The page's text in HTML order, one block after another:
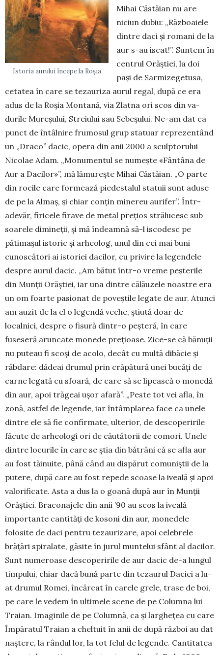
Istoria aurului începe la Roșia
Mihai Căstăian nu are
niciun dubiu: „Răz­boaiele
dintre daci și romani de la
aur s-au iscat!”. Suntem în
cen­trul Orăștiei, la doi
pași de Sarmizegetusa,
ceta­tea în care se te­zauriza aurul regal, du­pă ce era
adus de la Ro­șia Mon­tană, via Zlatna ori scos din va­
durile Mureșului, Stre­iului sau Sebe­șu­lui. Ne-am dat ca
punct de întâlnire fru­mosul grup statuar re­prezen­tând
un „Dra­co” dacic, ope­ra din anii 2000 a sculp­to­rului
Nicolae Adam. „Monu­mentul se nu­meș­te «Fân­tâna de
Aur a Da­cilor»”, mă lămu­rește Mihai Căs­­tăian. „O parte
din rocile care formează pie­destalul statuii sunt aduse
de pe la Almaș, și chiar conțin minereu aurifer”. În­tr-
adevăr, firicele firave de metal pre­țios strălucesc sub
soarele di­mineții, și mă în­deamnă să-l iscodesc pe
pătimașul istoric și ar­heolog, unul din cei mai buni
cunos­cători ai istoriei dacilor, cu privire la legendele
despre aurul dacic. „Am bătut într-o vreme peș­terile
din Munții Orăș­tiei, iar una dintre călăuzele noastre era
un om foarte pasionat de po­veștile le­gate de aur. Atunci
am auzit de la el o le­gendă veche, știută doar de
localnici, despre o fi­sură dintr-o peșteră, în care
fuseseră aruncate mo­nede prețioase. Zice-se că bănuții
nu puteau fi scoși de acolo, decât cu multă dibăcie și
răbdare: dădeai drumul prin crăpătură unei bucăți de
carne legată cu sfoară, de care să se lipească o mo­nedă
din aur, apoi trăgeai ușor afară”. „Peste tot vei afla, în
zonă, astfel de le­gende, iar întâm­plarea face ca unele
dintre ele să fie con­fir­mate, ulterior, de descoperirile
făcute de arheologi ori de căutătorii de comori. Unele
dintre locurile în care se știa din bătrâni că se afla aur
au fost tăinuite, până când au dispărut comuniștii de la
putere, după care au fost repede scoase la iveală și apoi
valorificate. Asta a dus la o goană după aur în Munții
Orăștiei. Bra­conajele din anii ’90 au scos la iveală
importante cantități de kosoni din aur, monedele
folosite de daci pentru tezaurizare, apoi celebrele
brățări spi­ralate, găsite în jurul mun­telui sfânt al dacilor.
Sunt numeroase desco­pe­ririle de aur dacic de-a lun­gul
tim­pului, chiar da­că bună par­te din te­zaurul Daciei a lu­
at dru­mul Romei, în­cărcat în ca­rele grele, trase de boi,
pe care le vedem în ul­time­le scene de pe Columna lui
Traian. Imaginile de pe Co­lumnă, ca și lar­ghe­țea cu care
Împăratul Tra­ian a cheltuit în anii de după război au dat
naștere, la rândul lor, la tot felul de le­gende. Cantitatea